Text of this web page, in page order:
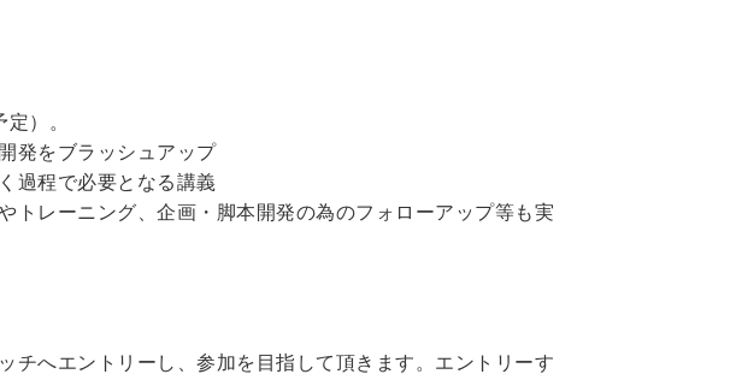
）。
発をブラッシュアップ
過程で必要となる講義
トレーニング、企画・脚本開発の為のフォローアップ等も実
へエントリーし、参加を目指して頂きます。エントリーす